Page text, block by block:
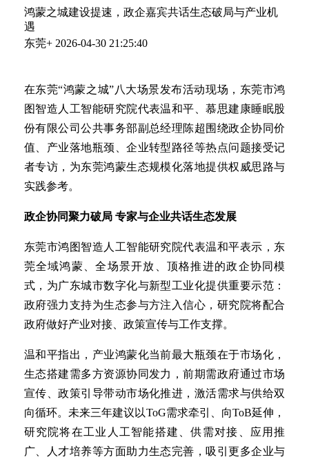
鸿蒙之城建设提速，政企嘉宾共话生态破局与产业机
遇
东莞+ 2026-04-30 21:25:40
在东莞“鸿蒙之城”八大场景发布活动现场，东莞市鸿
图智造人工智能研究院代表温和平、慕思建康睡眠股
份有限公司公共事务部副总经理陈超围绕政企协同价
值、产业落地瓶颈、企业转型路径等热点问题接受记
者专访，为东莞鸿蒙生态规模化落地提供权威思路与
实践参考。
政企协同聚力破局 专家与企业共话生态发展
东莞市鸿图智造人工智能研究院代表温和平表示，东
莞全域鸿蒙、全场景开放、顶格推进的政企协同模
式，为广东城市数字化与新型工业化提供重要示范：
政府强力支持为生态参与方注入信心，研究院将配合
政府做好产业对接、政策宣传与工作支撑。
温和平指出，产业鸿蒙化当前最大瓶颈在于市场化，
生态搭建需多方资源协同发力，前期需政府通过市场
宣传、政策引导带动市场化推进，激活需求与供给双
向循环。未来三年建议以ToG需求牵引、向ToB延伸，
研究院将在工业人工智能搭建、供需对接、应用推
广、人才培养等方面助力生态完善，吸引更多企业与